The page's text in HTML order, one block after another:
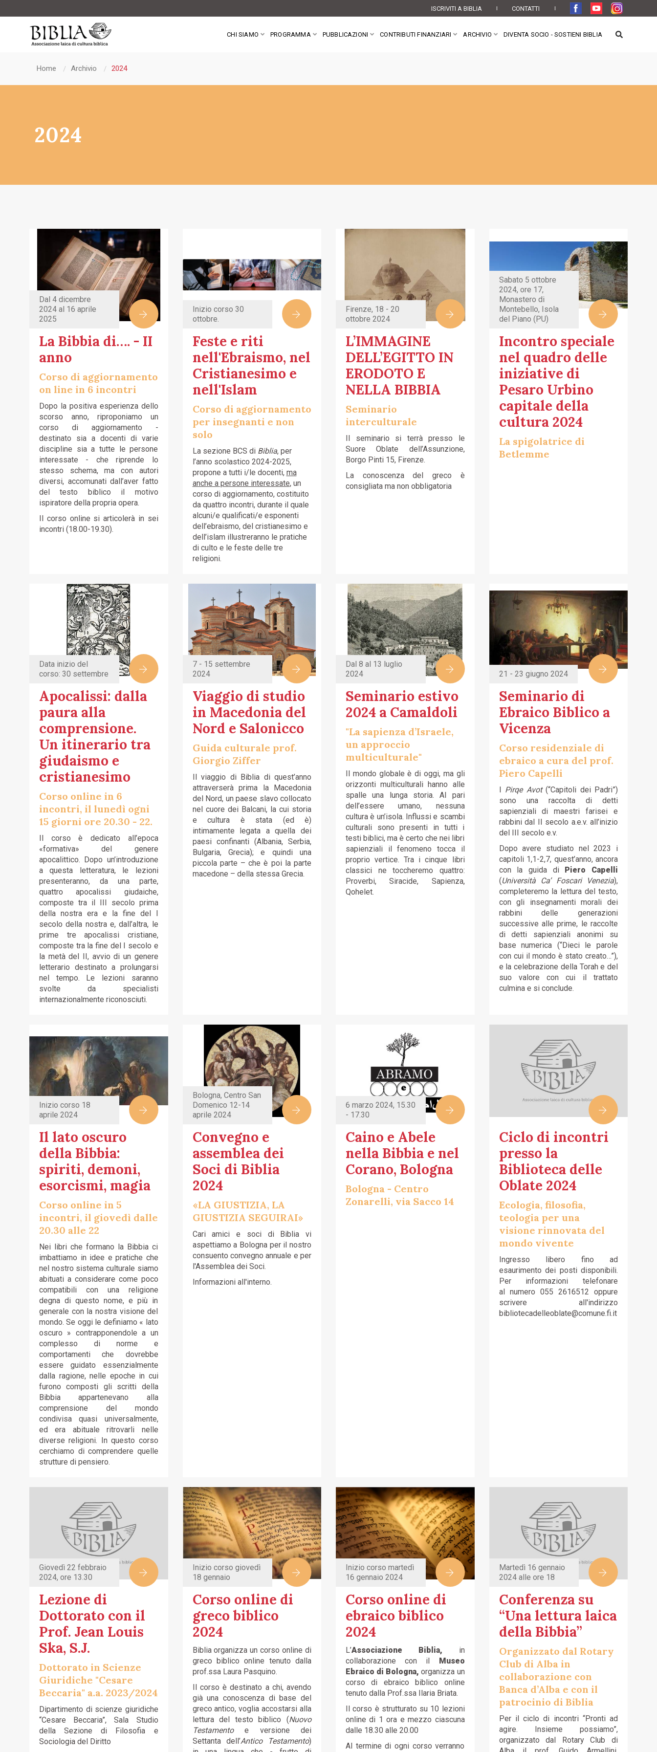
ISCRIVITI A BIBLIA CONTATTI
CHI SIAMO PROGRAMMA PUBBLICAZIONI CONTRIBUTI FINANZIARI ARCHIVIO DIVENTA SOCIO - SOSTIENI BIBLIA
Home Archivio 2024
2024
Dal 4 dicembre
2024 al 16 aprile
2025
La Bibbia di…. - II
anno
Corso di aggiornamento
on line in 6 incontri
Dopo la positiva esperienza dello
scorso anno, riproponiamo un
corso di aggiornamento -
destinato sia a docenti di varie
discipline sia a tutte le persone
interessate - che riprende lo
stesso schema, ma con autori
diversi, accomunati dall’aver fatto
del testo biblico il motivo
ispiratore della propria opera.
Il corso online si articolerà in sei
incontri (18.00-19.30).
Inizio corso 30
ottobre.
Feste e riti
nell'Ebraismo, nel
Cristianesimo e
nell'Islam
Corso di aggiornamento
per insegnanti e non
solo
La sezione BCS di Biblia, per
l’anno scolastico 2024-2025,
propone a tutti i/le docenti, ma
anche a persone interessate, un
corso di aggiornamento, costituito
da quattro incontri, durante il quale
alcuni/e qualificati/e esponenti
dell’ebraismo, del cristianesimo e
dell’islam illustreranno le pratiche
di culto e le feste delle tre
religioni.
Firenze, 18 - 20
ottobre 2024
L’IMMAGINE
DELL’EGITTO IN
ERODOTO E
NELLA BIBBIA
Seminario
interculturale
Il seminario si terrà presso le
Suore Oblate dell’Assunzione,
Borgo Pinti 15, Firenze.
La conoscenza del greco è
consigliata ma non obbligatoria
Sabato 5 ottobre
2024, ore 17,
Monastero di
Montebello, Isola
del Piano (PU)
Incontro speciale
nel quadro delle
iniziative di
Pesaro Urbino
capitale della
cultura 2024
La spigolatrice di
Betlemme
Data inizio del
corso: 30 settembre
Apocalissi: dalla
paura alla
comprensione.
Un itinerario tra
giudaismo e
cristianesimo
Corso online in 6
incontri, il lunedì ogni
15 giorni ore 20.30 - 22.
Il corso è dedicato all’epoca
«formativa» del genere
apocalittico. Dopo un’introduzione
a questa letteratura, le lezioni
presenteranno, da una parte,
quattro apocalissi giudaiche,
composte tra il III secolo prima
della nostra era e la fine del I
secolo della nostra e, dall’altra, le
prime tre apocalissi cristiane,
composte tra la fine del I secolo e
la metà del II, avvio di un genere
letterario destinato a prolungarsi
nel tempo. Le lezioni saranno
svolte da specialisti
internazionalmente riconosciuti.
7 - 15 settembre
2024
Viaggio di studio
in Macedonia del
Nord e Salonicco
Guida culturale prof.
Giorgio Ziffer
Il viaggio di Biblia di quest’anno
attraverserà prima la Macedonia
del Nord, un paese slavo collocato
nel cuore dei Balcani, la cui storia
e cultura è stata (ed è)
intimamente legata a quella dei
paesi confinanti (Albania, Serbia,
Bulgaria, Grecia); e quindi una
piccola parte – che è poi la parte
macedone – della stessa Grecia.
Dal 8 al 13 luglio
2024
Seminario estivo
2024 a Camaldoli
"La sapienza d’Israele,
un approccio
multiculturale"
Il mondo globale è di oggi, ma gli
orizzonti multiculturali hanno alle
spalle una lunga storia. Al pari
dell’essere umano, nessuna
cultura è un’isola. Influssi e scambi
culturali sono presenti in tutti i
testi biblici, ma è certo che nei libri
sapienziali il fenomeno tocca il
proprio vertice. Tra i cinque libri
classici ne toccheremo quattro:
Proverbi, Siracide, Sapienza,
Qohelet.
21 - 23 giugno 2024
Seminario di
Ebraico Biblico a
Vicenza
Corso residenziale di
ebraico a cura del prof.
Piero Capelli
I Pirqe Avot(“Capitoli dei Padri”)
sono una raccolta di detti
sapienziali di maestri farisei e
rabbini dal II secolo a.e.v. all’inizio
del III secolo e.v.
Dopo avere studiato nel 2023 i
capitoli 1,1-2,7, quest’anno, ancora
con la guida di Piero Capelli
(Università Ca’ Foscari Venezia),
completeremo la lettura del testo,
con gli insegnamenti morali dei
rabbini delle generazioni
successive alle prime, le raccolte
di detti sapienziali anonimi su
base numerica (“Dieci le parole
con cui il mondo è stato creato…”),
e la celebrazione della Torah e del
suo valore con cui il trattato
culmina e si conclude.
Inizio corso 18
aprile 2024
Il lato oscuro
della Bibbia:
spiriti, demoni,
esorcismi, magia
Corso online in 5
incontri, il giovedì dalle
20.30 alle 22
Nei libri che formano la Bibbia ci
imbattiamo in idee e pratiche che
nel nostro sistema culturale siamo
abituati a considerare come poco
compatibili con una religione
degna di questo nome, e più in
generale con la nostra visione del
mondo. Se oggi le definiamo « lato
oscuro » contrapponendole a un
complesso di norme e
comportamenti che dovrebbe
essere guidato essenzialmente
dalla ragione, nelle epoche in cui
furono composti gli scritti della
Bibbia appartenevano alla
comprensione del mondo
condivisa quasi universalmente,
ed era abituale ritrovarli nelle
diverse religioni. In questo corso
cerchiamo di comprendere quelle
strutture di pensiero.
Bologna, Centro San
Domenico 12-14
aprile 2024
Convegno e
assemblea dei
Soci di Biblia
2024
«LA GIUSTIZIA, LA
GIUSTIZIA SEGUIRAI»
Cari amici e soci di Biblia vi
aspettiamo a Bologna per il nostro
consuento convegno annuale e per
l'Assemblea dei Soci.
Informazioni all'interno.
6 marzo 2024, 15.30
- 17.30
Caino e Abele
nella Bibbia e nel
Corano, Bologna
Bologna - Centro
Zonarelli, via Sacco 14
Ciclo di incontri
presso la
Biblioteca delle
Oblate 2024
Ecologia, filosofia,
teologia per una
visione rinnovata del
mondo vivente
Ingresso libero fino ad
esaurimento dei posti disponibili.
Per informazioni telefonare
al numero 055 2616512 oppure
scrivere all'indirizzo
bibliotecadelleoblate@comune.fi.it
Giovedì 22 febbraio
2024, ore 13.30
Lezione di
Dottorato con il
Prof. Jean Louis
Ska, S.J.
Dottorato in Scienze
Giuridiche "Cesare
Beccaria" a.a. 2023/2024
Dipartimento di scienze giuridiche
“Cesare Beccaria”, Sala Studio
della Sezione di Filosofia e
Sociologia del Diritto
Inizio corso giovedì
18 gennaio
Corso online di
greco biblico
2024
Biblia organizza un corso online di
greco biblico online tenuto dalla
prof.ssa Laura Pasquino.
Il corso è destinato a chi, avendo
già una conoscenza di base del
greco antico, voglia accostarsi alla
lettura del testo biblico (Nuovo
Testamentoe versione dei
Settanta dell’Antico Testamento)
Inizio corso martedì
16 gennaio 2024
Corso online di
ebraico biblico
2024
L’Associazione Biblia, in
collaborazione con il Museo
Ebraico di Bologna,organizza un
corso di ebraico biblico online
tenuto dalla Prof.ssa Ilaria Briata.
Il corso è strutturato su 10 lezioni
online di 1 ora e mezzo ciascuna
dalle 18.30 alle 20.00
Al termine di ogni corso verranno
Martedì 16 gennaio
2024 alle ore 18
Conferenza su
“Una lettura laica
della Bibbia”
Organizzato dal Rotary
Club di Alba in
collaborazione con
Banca d’Alba e con il
patrocinio di Biblia
Per il ciclo di incontri “Pronti ad
agire. Insieme possiamo”,
organizzato dal Rotary Club di